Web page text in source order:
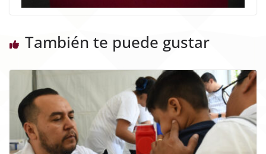
También te puede gustar